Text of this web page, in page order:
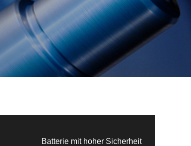
Batterie mit hoher Sicherheit